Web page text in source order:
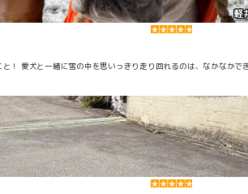
軽
体験です